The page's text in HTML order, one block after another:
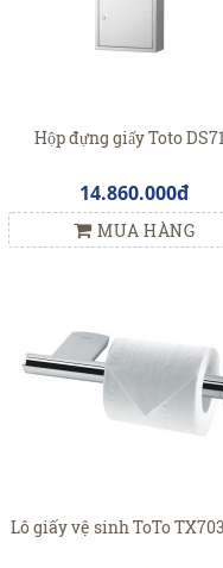
Hộp đựng giấy Toto
14.860.000đ
MUA HÀNG
Lô giấy vệ sinh ToTo